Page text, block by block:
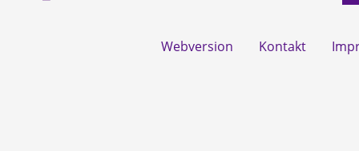
Webversion Kontakt